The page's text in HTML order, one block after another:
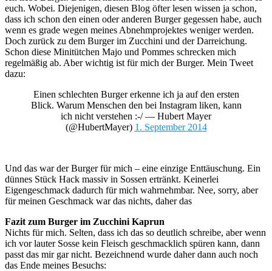
euch. Wobei. Diejenigen, diesen Blog öfter lesen wissen ja schon,
dass ich schon den einen oder anderen Burger gegessen habe, auch
wenn es grade wegen meines Abnehmprojektes weniger werden.
Doch zurück zu dem Burger im Zucchini und der Darreichung.
Schon diese Minitütchen Majo und Pommes schrecken mich
regelmäßig ab. Aber wichtig ist für mich der Burger. Mein Tweet
dazu:
Einen schlechten Burger erkenne ich ja auf den ersten
Blick. Warum Menschen den bei Instagram liken, kann
ich nicht verstehen :-/ — Hubert Mayer
(@HubertMayer) 1. September 2014
Und das war der Burger für mich – eine einzige Enttäuschung. Ein
dünnes Stück Hack massiv in Sossen ertränkt. Keinerlei
Eigengeschmack dadurch für mich wahrnehmbar. Nee, sorry, aber
für meinen Geschmack war das nichts, daher das
Fazit zum Burger im Zucchini Kaprun
Nichts für mich. Selten, dass ich das so deutlich schreibe, aber wenn
ich vor lauter Sosse kein Fleisch geschmacklich spüren kann, dann
passt das mir gar nicht. Bezeichnend wurde daher dann auch noch
das Ende meines Besuchs: